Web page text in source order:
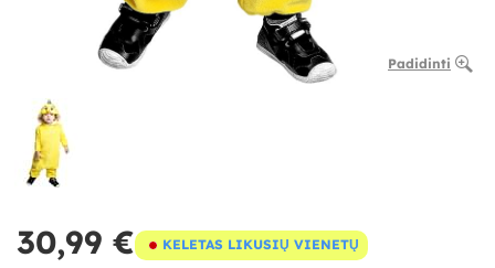
Padidinti
30,99 € KELETAS LIKUSIŲ VIENETŲ